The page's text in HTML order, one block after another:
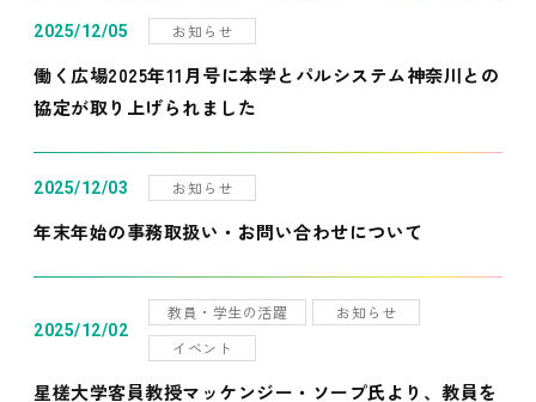
2025/12/05 お知らせ
働く広場2025年11月号に本学とパルシステム神奈川との
協定が取り上げられました
2025/12/03 お知らせ
年末年始の事務取扱い・お問い合わせについて
2025/12/02
教員・学生の活躍
お知らせ
イベント
星槎大学客員教授マッケンジー・ソープ氏より、教員を